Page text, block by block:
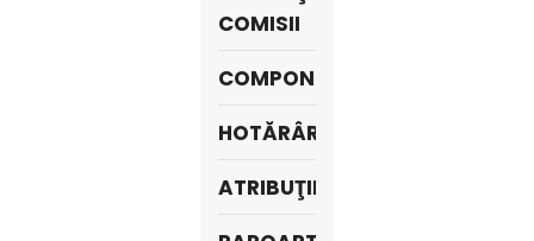
COMISII
COMPONENŢA
HOTĂRÂRI
ATRIBUŢII